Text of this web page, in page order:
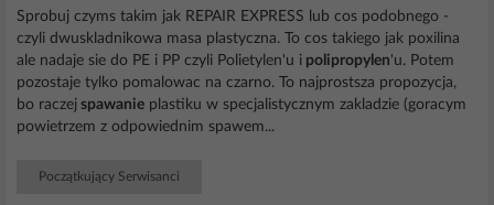
Sprobuj czyms takim jak REPAIR EXPRESS lub cos podobnego -
czyli dwuskladnikowa masa plastyczna. To cos takiego jak poxilina
ale nadaje sie do PE i PP czyli Polietylen'u i polipropylen'u. Potem
pozostaje tylko pomalowac na czarno. To najprostsza propozycja,
bo raczej spawanie plastiku w specjalistycznym zakladzie (goracym
powietrzem z odpowiednim spawem...
Początkujący Serwisanci